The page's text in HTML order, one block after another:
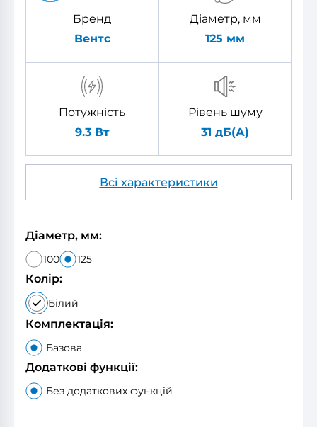
Бренд
Вентс
Діаметр, мм
125 мм
Потужність
9.3 Вт
Рівень шуму
31 дБ(А)
Всі характеристики
Діаметр, мм:
100 125
Колір:
Білий
Комплектація:
Базова
Додаткові функції:
Без додаткових функцій